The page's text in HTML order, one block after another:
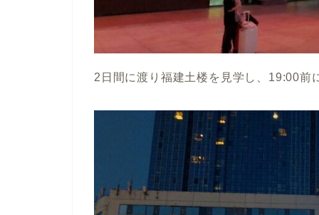
2日間に渡り福建土楼を見学し、19:00前